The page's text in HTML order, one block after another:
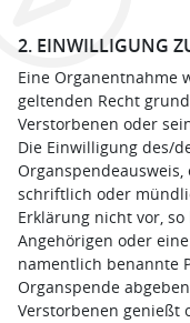
2. EINWILLIGUNG
Eine Organentnahme
geltenden Recht
Verstorbenen oder
Die Einwilligung des/
schriftlich oder
Erklärung nicht vor,
Angehörigen oder
namentlich benannte
Organspende
Verstorbenen genießt